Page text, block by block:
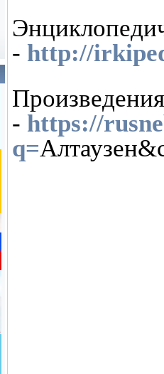
- http://
- https://
q=